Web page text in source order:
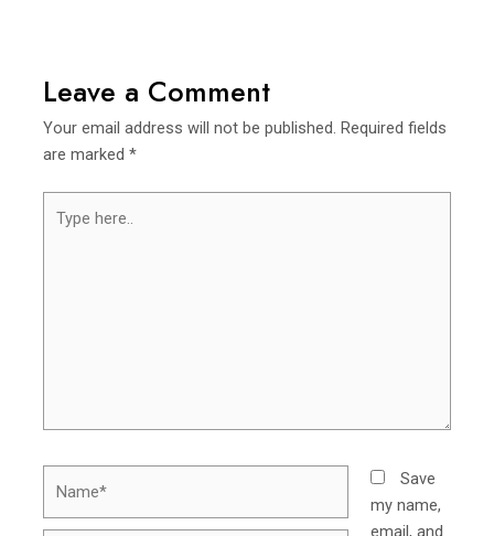
Leave a Comment
Your email address will not be published. Required fields
are marked*
Save
my name,
email, and